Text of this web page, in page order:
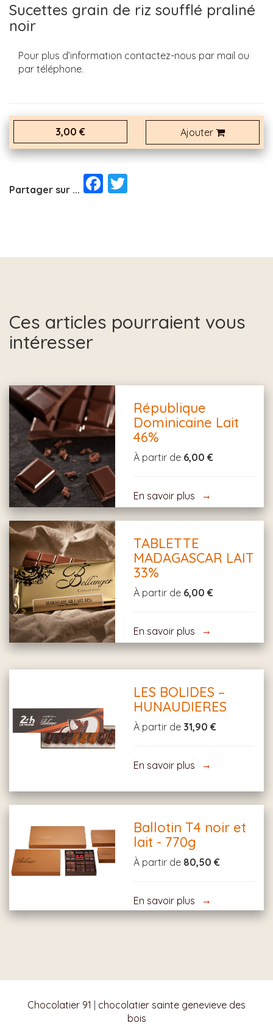
Sucettes grain de riz soufflé praliné
noir
Pour plus d’information contactez-nous par mail ou
par téléphone.
3,00 € Ajouter
Partager sur ...
Facebook
Ces articles pourraient vous
intéresser
République
Dominicaine Lait
46%
À partir de 6,00 €
En savoir plus
TABLETTE
MADAGASCAR LAIT
33%
À partir de 6,00 €
En savoir plus
LES BOLIDES –
HUNAUDIERES
À partir de 31,90 €
En savoir plus
Ballotin T4 noir et
lait - 770g
À partir de 80,50 €
En savoir plus
Chocolatier 91
chocolatier sainte genevieve des
bois